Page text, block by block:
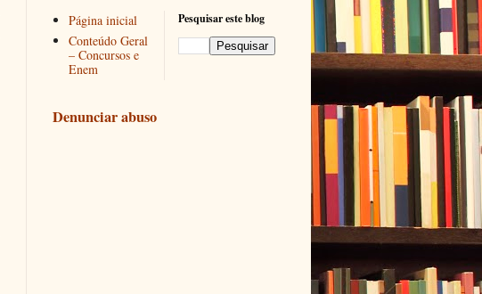
Página inicial
Conteúdo Geral
– Concursos e
Enem
Pesquisar este blog
Denunciar abuso